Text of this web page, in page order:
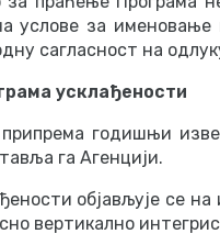
услове за
сагласност на
усклађености
годишњи
га Агенцији.
објављује се
вертикално